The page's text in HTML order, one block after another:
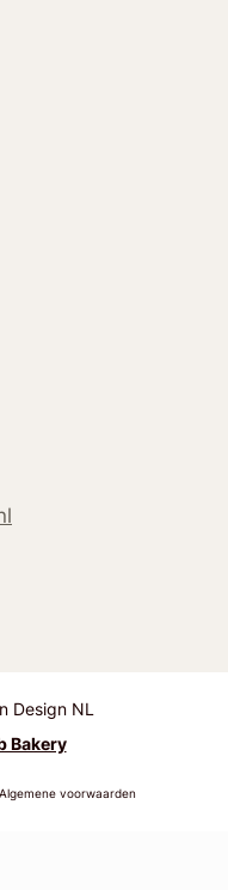
Design NL
Bakery
Algemene voorwaarden